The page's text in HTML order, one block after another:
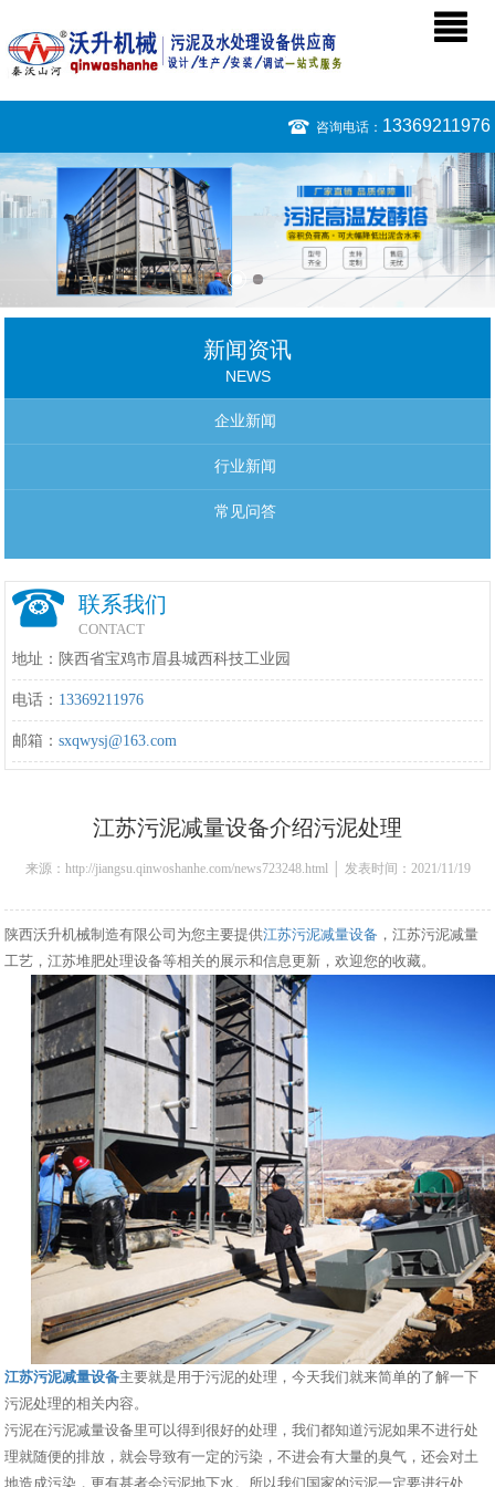
咨询电话： 13369211976
新闻资讯
NEWS
企业新闻
行业新闻
常见问答
联系我们
CONTACT
地址：陕西省宝鸡市眉县城西科技工业园
电话： 13369211976
邮箱：sxqwysj@163.com
江苏污泥减量设备介绍污泥处理
来源：http://jiangsu.qinwoshanhe.com/news723248.html │ 发表时间：2021/11/19
陕西沃升机械制造有限公司为您主要提供江苏污泥减量设备 ，江苏污泥减量
工艺，江苏堆肥处理设备等相关的展示和信息更新，欢迎您的收藏。
江苏污泥减量设备主要就是用于污泥的处理，今天我们就来简单的了解一下
污泥处理的相关内容。
污泥在污泥减量设备里可以得到很好的处理，我们都知道污泥如果不进行处
理就随便的排放，就会导致有一定的污染，不进会有大量的臭气，还会对土
地造成污染，更有甚者会污泥地下水。所以我们国家的污泥一定要进行处